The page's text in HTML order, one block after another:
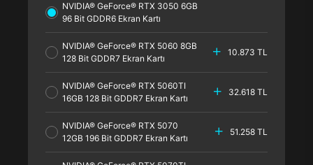
NVIDIA® GeForce® RTX 3050 6GB
96 Bit GDDR6 Ekran Kartı
NVIDIA® GeForce® RTX 5060 8GB
128 Bit GDDR7 Ekran Kartı
10.873 TL
NVIDIA® GeForce® RTX 5060TI
16GB 128 Bit GDDR7 Ekran Kartı
32.618 TL
NVIDIA® GeForce® RTX 5070
12GB 196 Bit GDDR7 Ekran Kartı
51.258 TL